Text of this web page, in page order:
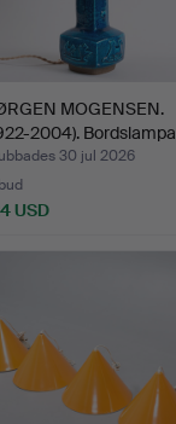
MOGENSEN.
2004). Bordslampa
30 jul 2026
USD